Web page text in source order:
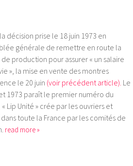
décision prise le 18 juin 1973 en
générale de remettre en route la
production pour assurer « un salaire
», la mise en vente des montres
le 20 juin (voir précédent article). Le
1973 paraît le premier numéro du
Lip Unité » crée par les ouvriers et
toute la France par les comités de
read more »